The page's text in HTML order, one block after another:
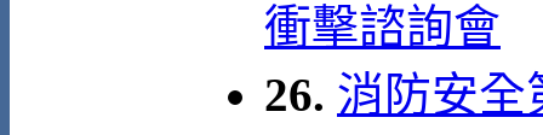
衝擊諮詢會
26. 消防安全